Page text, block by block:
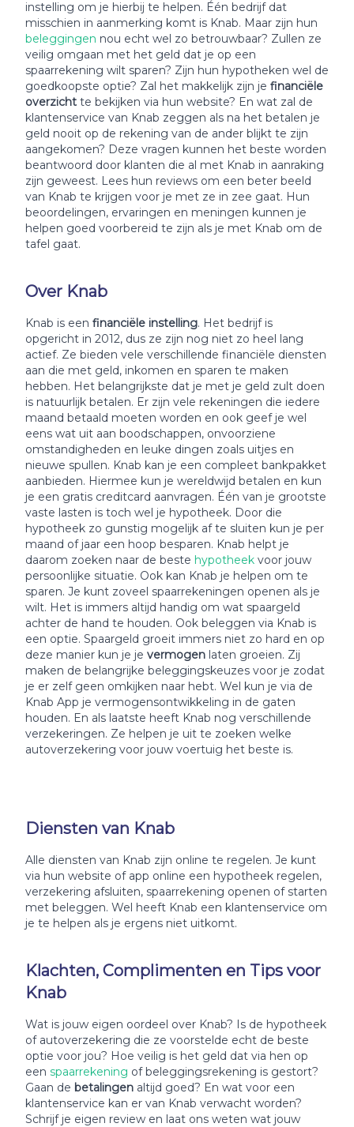
instelling om je hierbij te helpen. Één bedrijf dat
misschien in aanmerking komt is Knab. Maar zijn hun
beleggingen nou echt wel zo betrouwbaar? Zullen ze
veilig omgaan met het geld dat je op een
spaarrekening wilt sparen? Zijn hun hypotheken wel de
goedkoopste optie? Zal het makkelijk zijn je financiële
overzicht te bekijken via hun website? En wat zal de
klantenservice van Knab zeggen als na het betalen je
geld nooit op de rekening van de ander blijkt te zijn
aangekomen? Deze vragen kunnen het beste worden
beantwoord door klanten die al met Knab in aanraking
zijn geweest. Lees hun reviews om een beter beeld
van Knab te krijgen voor je met ze in zee gaat. Hun
beoordelingen, ervaringen en meningen kunnen je
helpen goed voorbereid te zijn als je met Knab om de
tafel gaat.
Over Knab
Knab is een financiële instelling. Het bedrijf is
opgericht in 2012, dus ze zijn nog niet zo heel lang
actief. Ze bieden vele verschillende financiële diensten
aan die met geld, inkomen en sparen te maken
hebben. Het belangrijkste dat je met je geld zult doen
is natuurlijk betalen. Er zijn vele rekeningen die iedere
maand betaald moeten worden en ook geef je wel
eens wat uit aan boodschappen, onvoorziene
omstandigheden en leuke dingen zoals uitjes en
nieuwe spullen. Knab kan je een compleet bankpakket
aanbieden. Hiermee kun je wereldwijd betalen en kun
je een gratis creditcard aanvragen. Één van je grootste
vaste lasten is toch wel je hypotheek. Door die
hypotheek zo gunstig mogelijk af te sluiten kun je per
maand of jaar een hoop besparen. Knab helpt je
daarom zoeken naar de beste hypotheek voor jouw
persoonlijke situatie. Ook kan Knab je helpen om te
sparen. Je kunt zoveel spaarrekeningen openen als je
wilt. Het is immers altijd handig om wat spaargeld
achter de hand te houden. Ook beleggen via Knab is
een optie. Spaargeld groeit immers niet zo hard en op
deze manier kun je je vermogen laten groeien. Zij
maken de belangrijke beleggingskeuzes voor je zodat
je er zelf geen omkijken naar hebt. Wel kun je via de
Knab App je vermogensontwikkeling in de gaten
houden. En als laatste heeft Knab nog verschillende
verzekeringen. Ze helpen je uit te zoeken welke
autoverzekering voor jouw voertuig het beste is.
Diensten van Knab
Alle diensten van Knab zijn online te regelen. Je kunt
via hun website of app online een hypotheek regelen,
verzekering afsluiten, spaarrekening openen of starten
met beleggen. Wel heeft Knab een klantenservice om
je te helpen als je ergens niet uitkomt.
Klachten, Complimenten en Tips voor
Knab
Wat is jouw eigen oordeel over Knab? Is de hypotheek
of autoverzekering die ze voorstelde echt de beste
optie voor jou? Hoe veilig is het geld dat via hen op
een spaarrekening of beleggingsrekening is gestort?
Gaan de betalingen altijd goed? En wat voor een
klantenservice kan er van Knab verwacht worden?
Schrijf je eigen review en laat ons weten wat jouw